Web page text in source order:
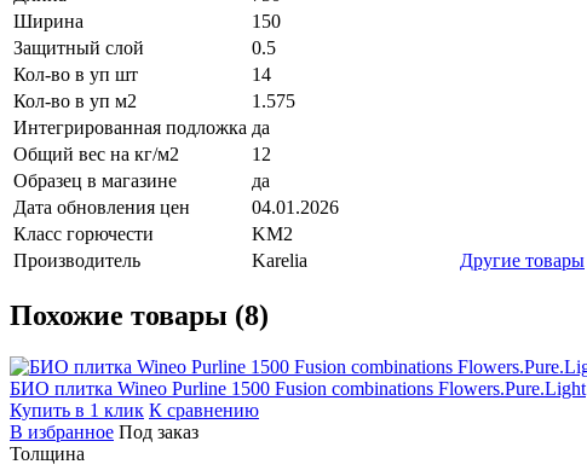
Ширина
150
Защитный слой
0.5
Кол-во в уп шт
14
Кол-во в уп м2
1.575
Интегрированная подложка да
Общий вес на кг/м2
12
Образец в магазине
да
Дата обновления цен
04.01.2026
Класс горючести
KM2
Производитель
Karelia Другие товары
Похожие товары (8)
БИО плитка Wineo Purline 1500 Fusion combinations Flowers.Pure.Light
Купить в 1 клик К сравнению
В избранное Под заказ
Толщина